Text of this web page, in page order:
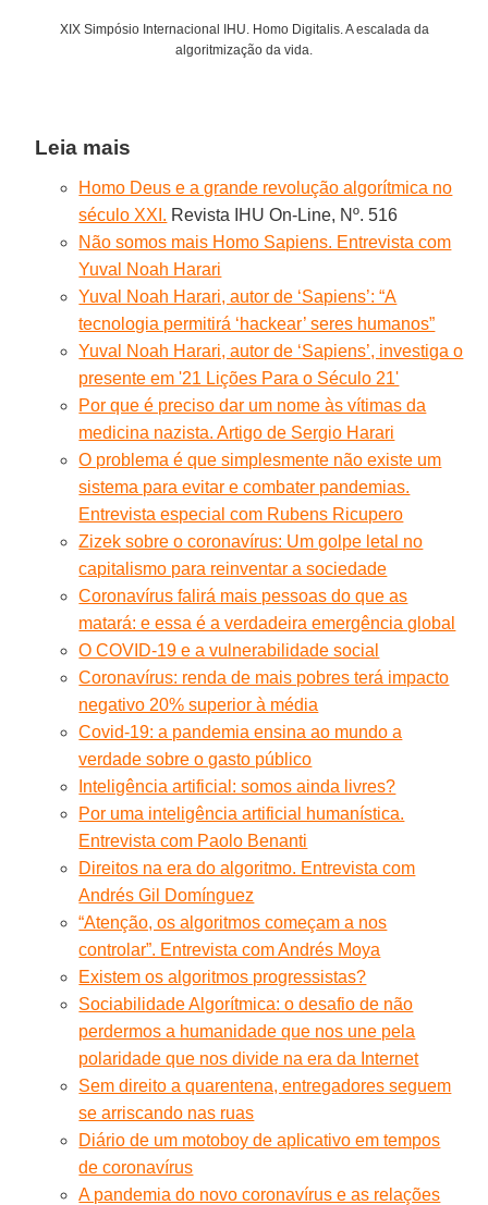
XIX Simpósio Internacional IHU. Homo Digitalis. A escalada da
algoritmização da vida.
Leia mais
Homo Deus e a grande revolução algorítmica no
século XXI. Revista IHU On-Line, Nº. 516
Não somos mais Homo Sapiens. Entrevista com
Yuval Noah Harari
Yuval Noah Harari, autor de ‘Sapiens’: “A
tecnologia permitirá ‘hackear’ seres humanos”
Yuval Noah Harari, autor de ‘Sapiens’, investiga o
presente em '21 Lições Para o Século 21'
Por que é preciso dar um nome às vítimas da
medicina nazista. Artigo de Sergio Harari
O problema é que simplesmente não existe um
sistema para evitar e combater pandemias.
Entrevista especial com Rubens Ricupero
Zizek sobre o coronavírus: Um golpe letal no
capitalismo para reinventar a sociedade
Coronavírus falirá mais pessoas do que as
matará: e essa é a verdadeira emergência global
O COVID-19 e a vulnerabilidade social
Coronavírus: renda de mais pobres terá impacto
negativo 20% superior à média
Covid-19: a pandemia ensina ao mundo a
verdade sobre o gasto público
Inteligência artificial: somos ainda livres?
Por uma inteligência artificial humanística.
Entrevista com Paolo Benanti
Direitos na era do algoritmo. Entrevista com
Andrés Gil Domínguez
“Atenção, os algoritmos começam a nos
controlar”. Entrevista com Andrés Moya
Existem os algoritmos progressistas?
Sociabilidade Algorítmica: o desafio de não
perdermos a humanidade que nos une pela
polaridade que nos divide na era da Internet
Sem direito a quarentena, entregadores seguem
se arriscando nas ruas
Diário de um motoboy de aplicativo em tempos
de coronavírus
A pandemia do novo coronavírus e as relações